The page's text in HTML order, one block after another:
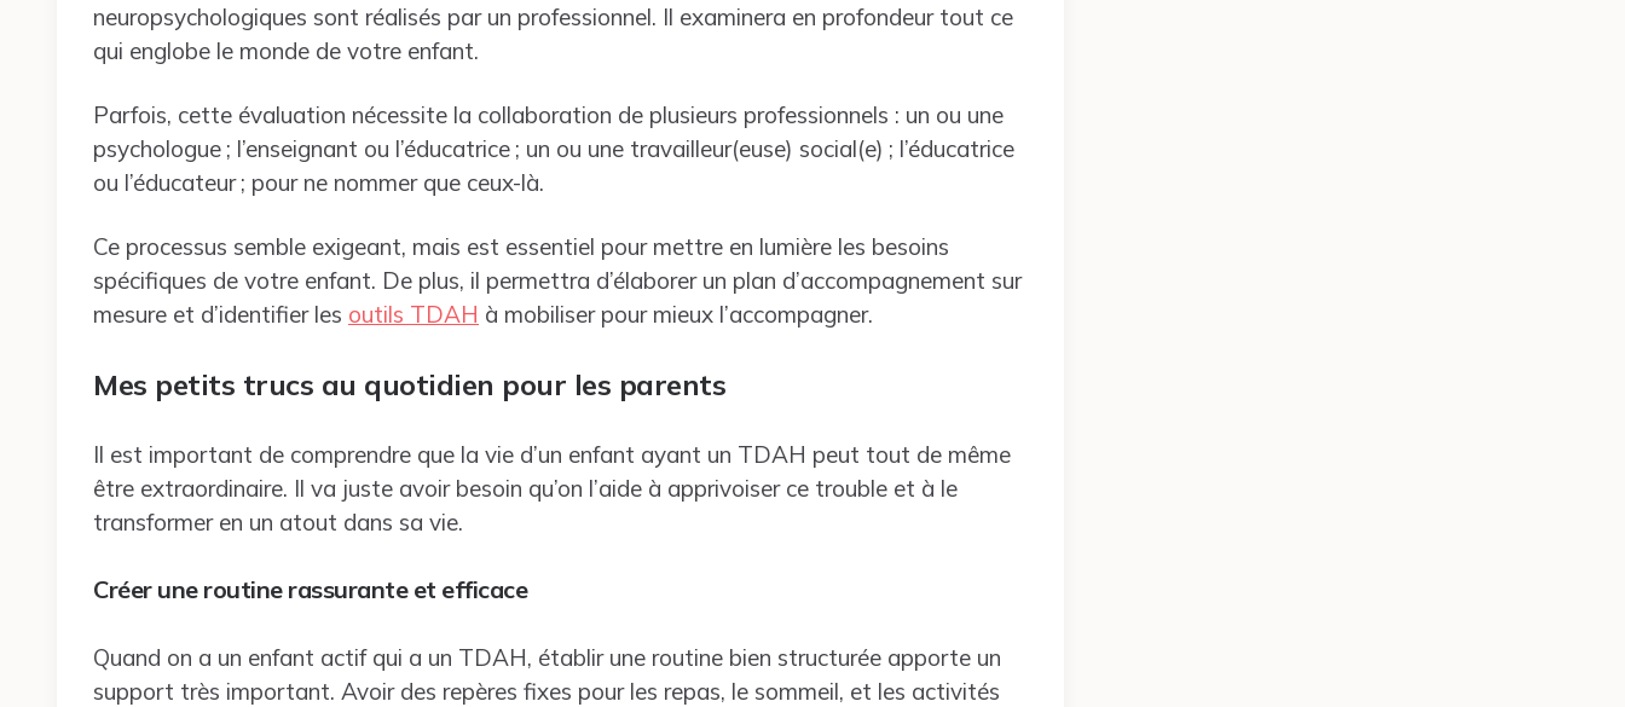
neuropsychologiques sont réalisés par un professionnel. Il examinera en profondeur tout ce
qui englobe le monde de votre enfant.
Parfois, cette évaluation nécessite la collaboration de plusieurs professionnels : un ou une
psychologue ; l’enseignant ou l’éducatrice ; un ou une travailleur(euse) social(e) ; l’éducatrice
ou l’éducateur ; pour ne nommer que ceux-là.
Ce processus semble exigeant, mais est essentiel pour mettre en lumière les besoins
spécifiques de votre enfant. De plus, il permettra d’élaborer un plan d’accompagnement sur
mesure et d’identifier les outils TDAH à mobiliser pour mieux l’accompagner.
Mes petits trucs au quotidien pour les parents
Il est important de comprendre que la vie d’un enfant ayant un TDAH peut tout de même
être extraordinaire. Il va juste avoir besoin qu’on l’aide à apprivoiser ce trouble et à le
transformer en un atout dans sa vie.
Créer une routine rassurante et efficace
Quand on a un enfant actif qui a un TDAH, établir une routine bien structurée apporte un
support très important. Avoir des repères fixes pour les repas, le sommeil, et les activités